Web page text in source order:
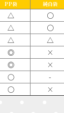
PP袋 純白袋
△ 〇
△ 〇
△ △
◎ ×
◎ ×
〇 -
〇 ×